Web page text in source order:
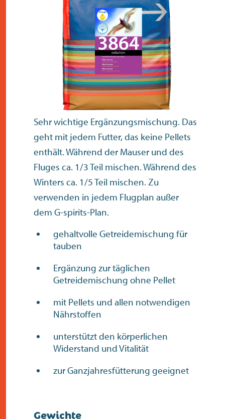
Sehr wichtige Ergänzungsmischung. Das
geht mit jedem Futter, das keine Pellets
enthält. Während der Mauser und des
Fluges ca. 1/3 Teil mischen. Während des
Winters ca. 1/5 Teil mischen. Zu
verwenden in jedem Flugplan außer
dem G-spirits-Plan.
gehaltvolle Getreidemischung für
tauben
Ergänzung zur täglichen
Getreidemischung ohne Pellet
mit Pellets und allen notwendigen
Nährstoffen
unterstützt den körperlichen
Widerstand und Vitalität
zur Ganzjahresfütterung geeignet
Gewichte